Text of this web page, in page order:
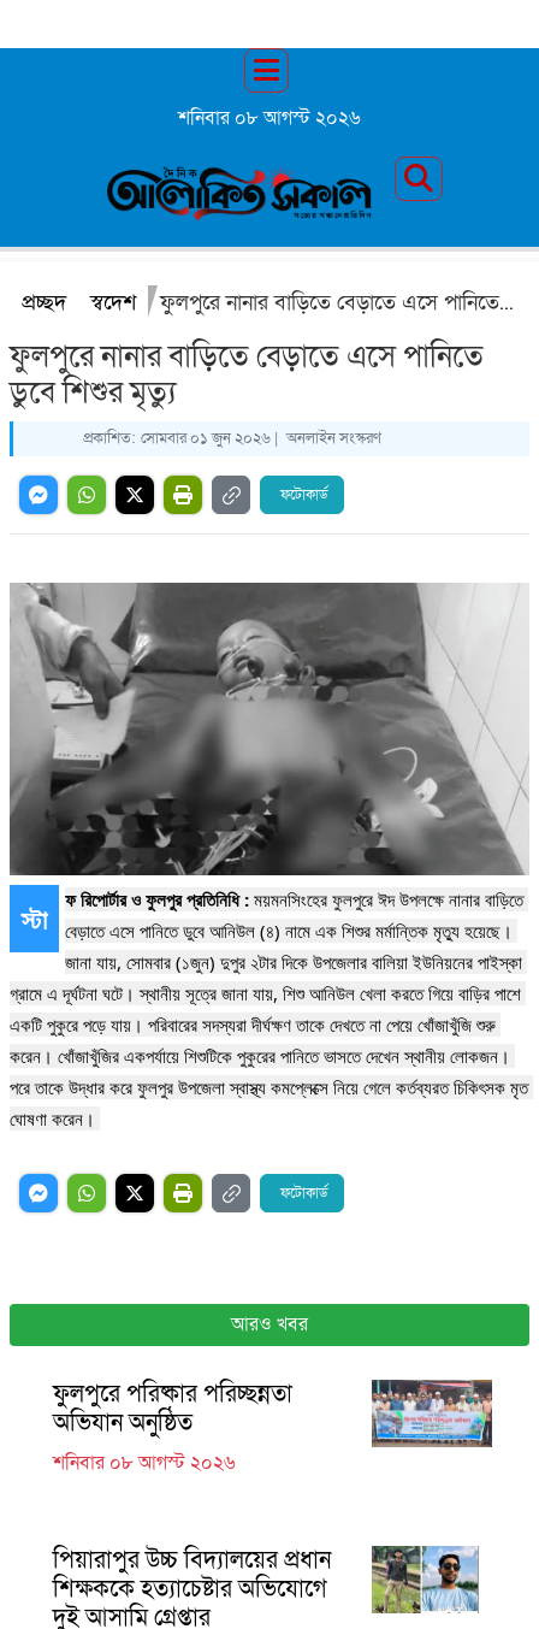
শনিবার ০৮ আগস্ট ২০২৬
প্রচ্ছদ স্বদেশ ফুলপুরে নানার বাড়িতে বেড়াতে এসে পানিতে ডুবে শিশুর মৃত্যু
ফুলপুরে নানার বাড়িতে বেড়াতে এসে পানিতে
ডুবে শিশুর মৃত্যু
প্রকাশিত: সোমবার ০১ জুন ২০২৬ | অনলাইন সংস্করণ
ফটোকার্ড
স্টা
ফ রিপোর্টার ও ফুলপুর প্রতিনিধি : ময়মনসিংহের ফুলপুরে ঈদ উপলক্ষে নানার বাড়িতে
বেড়াতে এসে পানিতে ডুবে আনিউল (৪) নামে এক শিশুর মর্মান্তিক মৃত্যু হয়েছে।
জানা যায়, সোমবার (১জুন) দুপুর ২টার দিকে উপজেলার বালিয়া ইউনিয়নের পাইস্কা
গ্রামে এ দূর্ঘটনা ঘটে। স্থানীয় সূত্রে জানা যায়, শিশু আনিউল খেলা করতে গিয়ে বাড়ির পাশে
একটি পুকুরে পড়ে যায়। পরিবারের সদস্যরা দীর্ঘক্ষণ তাকে দেখতে না পেয়ে খোঁজাখুঁজি শুরু
করেন। খোঁজাখুঁজির একপর্যায়ে শিশুটিকে পুকুরের পানিতে ভাসতে দেখেন স্থানীয় লোকজন।
পরে তাকে উদ্ধার করে ফুলপুর উপজেলা স্বাস্থ্য কমপ্লেক্সে নিয়ে গেলে কর্তব্যরত চিকিৎসক মৃত
ঘোষণা করেন।
ফটোকার্ড
আরও খবর
ফুলপুরে পরিষ্কার পরিচ্ছন্নতা
অভিযান অনুষ্ঠিত
শনিবার ০৮ আগস্ট ২০২৬
পিয়ারাপুর উচ্চ বিদ্যালয়ের প্রধান
শিক্ষককে হত্যাচেষ্টার অভিযোগে
দুই আসামি গ্রেপ্তার